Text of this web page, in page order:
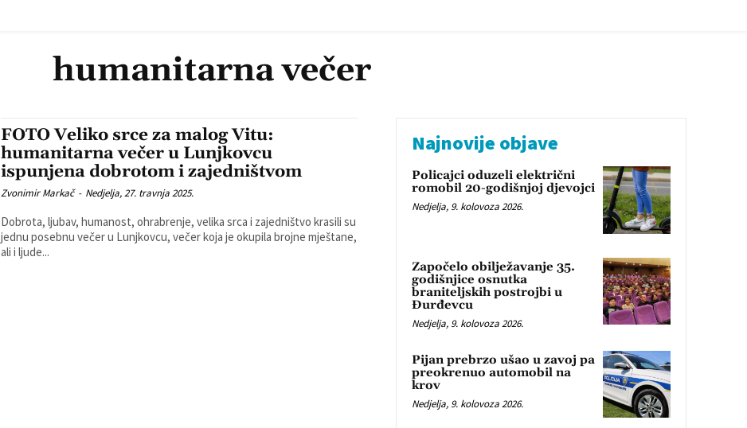
humanitarna večer
FOTO Veliko srce za malog Vitu:
humanitarna večer u Lunjkovcu
ispunjena dobrotom i zajedništvom
Zvonimir Markač - Nedjelja, 27. travnja 2025.
Dobrota, ljubav, humanost, ohrabrenje, velika srca i zajedništvo krasili su
jednu posebnu večer u Lunjkovcu, večer koja je okupila brojne mještane,
ali i ljude...
Najnovije objave
Policajci oduzeli električni
romobil 20-godišnjoj djevojci
Nedjelja, 9. kolovoza 2026.
Započelo obilježavanje 35.
godišnjice osnutka
braniteljskih postrojbi u
Đurđevcu
Nedjelja, 9. kolovoza 2026.
Pijan prebrzo ušao u zavoj pa
preokrenuo automobil na
krov
Nedjelja, 9. kolovoza 2026.